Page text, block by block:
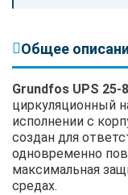
Общее
Grundfos UPS 25-
циркуляционный
исполнении с
создан для
одновременно
максимальная
средах.